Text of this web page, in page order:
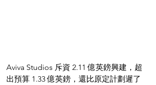
Aviva Studios 斥資 2.11 億英鎊興建，超
出預算 1.33 億英鎊，還比原定計劃遲了